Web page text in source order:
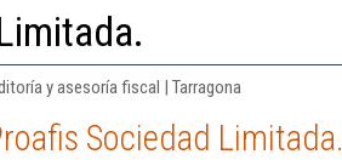
y asesoría fiscal | Tarragona
Sociedad Limitada.